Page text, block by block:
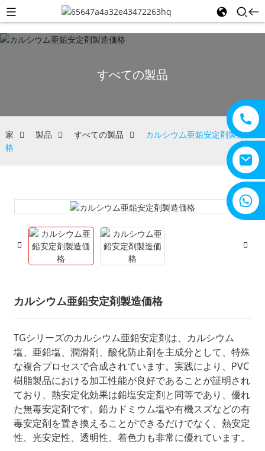
+8615805330828
すべての製品
家 製品 すべての製品
カルシウム亜鉛安定剤製造価
格
カルシウム亜鉛安定剤製造価格
TGシリーズのカルシウム亜鉛安定剤は、カルシウム
塩、亜鉛塩、潤滑剤、酸化防止剤を主成分として、特殊
な複合プロセスで合成されています。実践により、PVC
樹脂製品における加工性能が良好であることが証明され
ており、熱安定化効果は鉛塩安定剤と同等であり、優れ
た無毒安定剤です。鉛カドミウム塩や有機スズなどの有
毒安定剤を置き換えることができるだけでなく、熱安定
性、光安定性、透明性、着色力も非常に優れています。